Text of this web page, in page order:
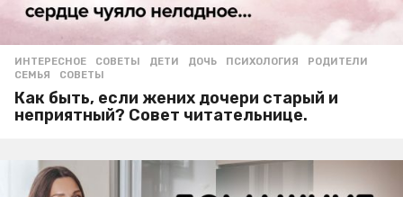
ИНТЕРЕСНОЕ ,СОВЕТЫ ДЕТИ ,ДОЧЬ ,ПСИХОЛОГИЯ ,РОДИТЕЛИ
СЕМЬЯ
,СОВЕТЫ
Как быть, если жених дочери старый и
неприятный? Совет читательнице.